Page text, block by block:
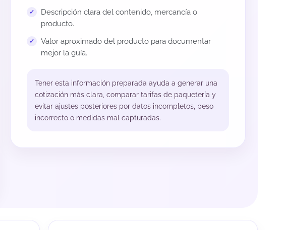
Descripción clara del contenido, mercancía o
producto.
Valor aproximado del producto para documentar
mejor la guía.
Tener esta información preparada ayuda a generar una
cotización más clara, comparar tarifas de paquetería y
evitar ajustes posteriores por datos incompletos, peso
incorrecto o medidas mal capturadas.